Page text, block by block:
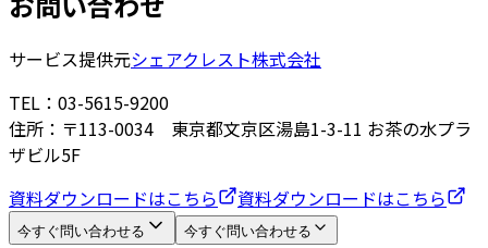
サービス提供元シェアクレスト株式会社
TEL：03-5615-9200
住所：〒113-0034 東京都文京区湯島1-3-11 お茶の水プラ
ザビル5F
資料ダウンロードはこちら
資料ダウンロードはこちら
今すぐ問い合わせる 今すぐ問い合わせる